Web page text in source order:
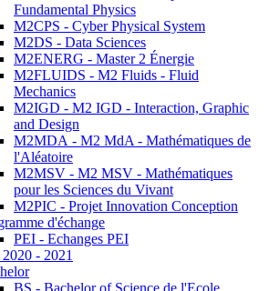
Fundamental Physics
M2CPS - Cyber Physical System
M2DS - Data Sciences
M2ENERG - Master 2 Énergie
M2FLUIDS - M2 Fluids - Fluid
Mechanics
M2IGD - M2 IGD - Interaction, Graphic
and Design
M2MDA - M2 MdA - Mathématiques de
l'Aléatoire
M2MSV - M2 MSV - Mathématiques
pour les Sciences du Vivant
M2PIC - Projet Innovation Conception
d'échange
PEI - Echanges PEI
- 2021
BS - Bachelor of Science de l'Ecole